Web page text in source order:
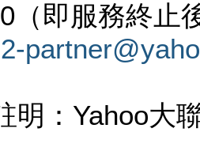
（即服務終止
明：Yahoo大